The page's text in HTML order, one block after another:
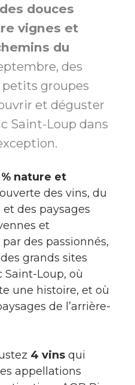
douces
vignes et
du
des
petits groupes
et déguster
Saint-Loup dans
nature et
des vins, du
des paysages
et
des passionnés,
grands sites
Saint-Loup, où
une histoire, et où
de l’arrière-
4 vins qui
appellations